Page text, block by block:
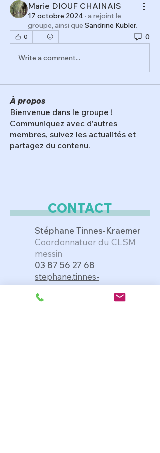
Marie DIOUF CHAINAIS
17 octobre 2024 · a rejoint le
groupe, ainsi que Sandrine Kubler.
0 0
Write a comment...
À propos
Bienvenue dans le groupe !
Communiquez avec d'autres
membres, suivez les actualités et
partagez du contenu.
CONTACT
Stéphane Tinnes-Kraemer
Coordonnatuer du CLSM
messin
03 87 56 27 68
stephane.tinnes-
kraemer@epsm-metz-jury.fr